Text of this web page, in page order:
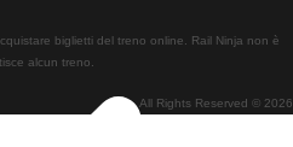
A Braga
A Lisbona All Rights Reserved © 2026
biglietti del treno online. Rail Ninja non è
alcun treno.